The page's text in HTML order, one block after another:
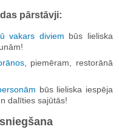
pārstāvji:
vakars diviem būs lieliska
, piemēram, restorānā
būs lieliska iespēja
dalīties sajūtās!